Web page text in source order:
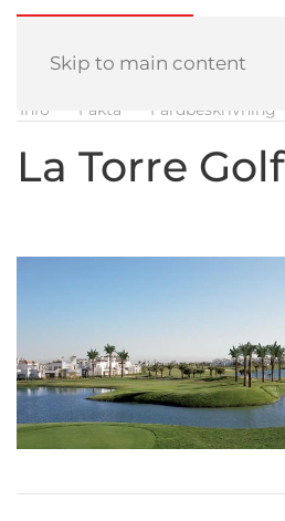
Skip to main content
Info Fakta Färdbeskrivning
La Torre Golf